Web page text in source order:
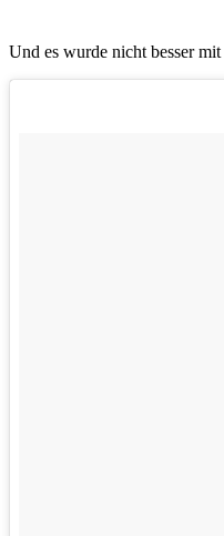
Und es wurde nicht besser